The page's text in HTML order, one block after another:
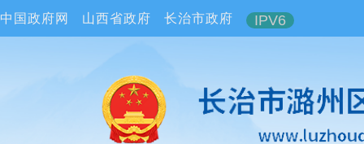
中国政府网 山西省政府 长治市政府 IPV6